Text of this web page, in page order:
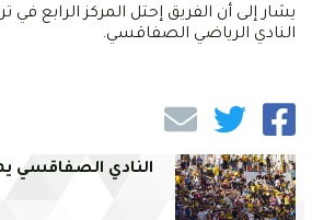
النادي الرياضي الصفاقسي.
النادي الصفاقسي يمنح 30 تذكرة مجانية